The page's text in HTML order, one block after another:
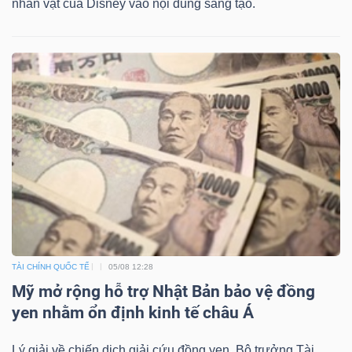
nhân vật của Disney vào nội dung sáng tạo.
TÀI CHÍNH QUỐC TẾ 05/08 12:28
Mỹ mở rộng hỗ trợ Nhật Bản bảo vệ đồng
yen nhằm ổn định kinh tế châu Á
ĐỘNG
SẢN
Mã
chứng
khoán
(-)
Tất cả Cổ phiếu Chỉ số Chứng chỉ quỹ
Lãnh
đạo
(-)
Tất cả Người nội bộ Người liên quan Cổ đông lớn